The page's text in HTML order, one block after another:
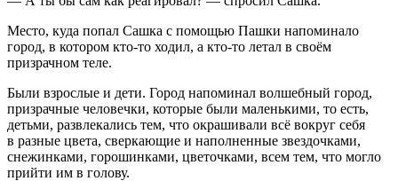
Место, куда попал Сашка с помощью Пашки напоминало
город, в котором кто-то ходил, а кто-то летал в своём
призрачном теле.
Были взрослые и дети. Город напоминал волшебный город,
призрачные человечки, которые были маленькими, то есть,
детьми, развлекались тем, что окрашивали всё вокруг себя
в разные цвета, сверкающие и наполненные звездочками,
снежинками, горошинками, цветочками, всем тем, что могло
прийти им в голову.